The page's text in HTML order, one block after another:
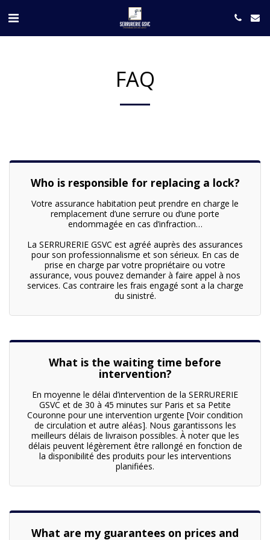
FAQ
Who is responsible for replacing a lock?
Votre assurance habitation peut prendre en charge le
remplacement d’une serrure ou d’une porte
endommagée en cas d’infraction…
La SERRURERIE GSVC est agréé auprès des assurances
pour son professionnalisme et son sérieux. En cas de
prise en charge par votre propriétaire ou votre
assurance, vous pouvez demander à faire appel à nos
services. Cas contraire les frais engagé sont a la charge
du sinistré.
What is the waiting time before
intervention?
En moyenne le délai d’intervention de la SERRURERIE
GSVC et de 30 à 45 minutes sur Paris et sa Petite
Couronne pour une intervention urgente [Voir condition
de circulation et autre aléas]. Nous garantissons les
meilleurs délais de livraison possibles. À noter que les
délais peuvent légèrement être rallongé en fonction de
la disponibilité des produits pour les interventions
planifiées.
What are my guarantees on prices and